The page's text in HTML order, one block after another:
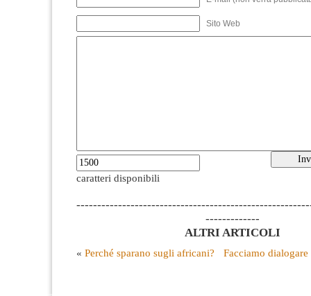
Sito Web
caratteri disponibili
-------------
ALTRI ARTICOLI
« Perché sparano sugli africani? Facciamo